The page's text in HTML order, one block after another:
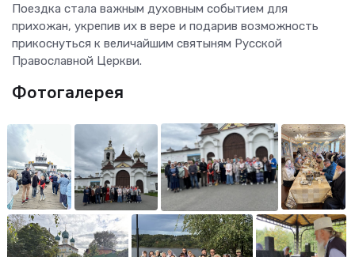
Поездка стала важным духовным событием для
прихожан, укрепив их в вере и подарив возможность
прикоснуться к величайшим святыням Русской
Православной Церкви.
Фотогалерея